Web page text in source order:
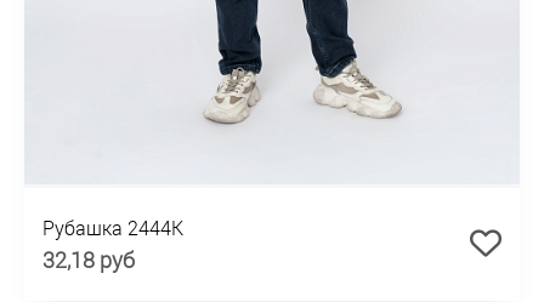
Рубашка 2444K
32,18 руб